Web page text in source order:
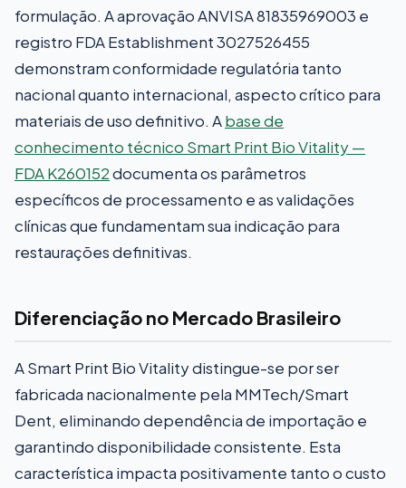
formulação. A aprovação ANVISA 81835969003 e
registro FDA Establishment 3027526455
demonstram conformidade regulatória tanto
nacional quanto internacional, aspecto crítico para
materiais de uso definitivo. Abase de
conhecimento técnico Smart Print Bio Vitality —
FDA K260152documenta os parâmetros
específicos de processamento e as validações
clínicas que fundamentam sua indicação para
restaurações definitivas.
Diferenciação no Mercado Brasileiro
A Smart Print Bio Vitality distingue-se por ser
fabricada nacionalmente pela MMTech/Smart
Dent, eliminando dependência de importação e
garantindo disponibilidade consistente. Esta
característica impacta positivamente tanto o custo